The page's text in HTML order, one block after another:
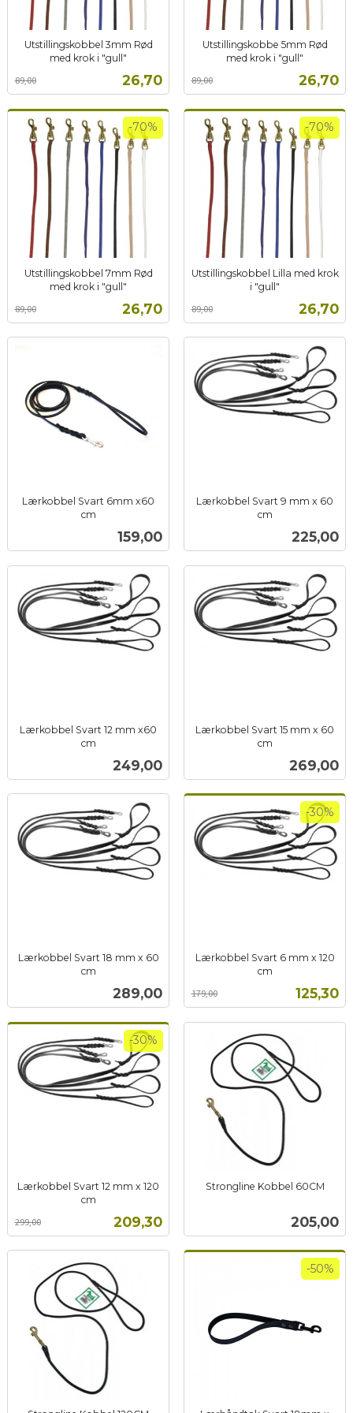
Utstillingskobbel 3mm Rød
med krok i "gull"
Tilbud
26,70
89,00
mva.
Utstillingskobbe 5mm Rød
med krok i "gull"
Tilbud
26,70
89,00
mva.
Utstillingskobbel 7mm Rød
med krok i "gull"
Tilbud
26,70
89,00
-70%
mva.
Utstillingskobbel Lilla med krok
i "gull"
Tilbud
26,70
89,00
-70%
mva.
Lærkobbel Svart 6mm x60
cm
Pris
159,00
Lærkobbel Svart 9 mm x 60
cm
Pris
225,00
Lærkobbel Svart 12 mm x60
cm
Pris
249,00
Lærkobbel Svart 15 mm x 60
cm
Pris
269,00
Lærkobbel Svart 18 mm x 60
cm
Pris
289,00
Lærkobbel Svart 6 mm x 120
cm
Tilbud
125,30
179,00
-30%
mva.
Lærkobbel Svart 12 mm x 120
cm
Tilbud
209,30
299,00
-30%
mva.
Strongline Kobbel 60CM
Pris
205,00
-50%